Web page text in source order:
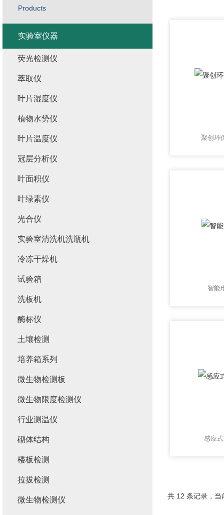
聚创环
智能
感应
共 12 条记录，
Products
实验室仪器
荧光检测仪
萃取仪
叶片湿度仪
植物水势仪
叶片温度仪
冠层分析仪
叶面积仪
叶绿素仪
光合仪
实验室清洗机洗瓶机
冷冻干燥机
试验箱
洗板机
酶标仪
土壤检测
培养箱系列
微生物检测板
微生物限度检测仪
行业测温仪
砌体结构
楼板检测
拉拔检测
微生物检测仪